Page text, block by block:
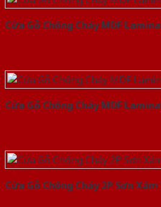
Cửa Gỗ Chống Cháy MDF
Cửa Gỗ Chống Cháy MDF
Cửa Gỗ Chống Cháy 2P Sơn